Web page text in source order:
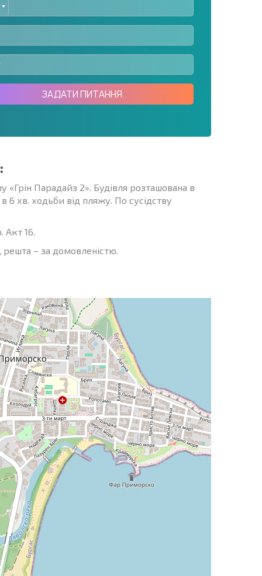
| Натискаючи кнопку, ви дозволяєте
даних.
Надіслати повідомлення
ЗАДАТИ ПИТАННЯ
Парадайз 2». Будівля розташована в
6 хв. ходьби від пляжу. По сусідству
Акт 16.
– за домовленістю.